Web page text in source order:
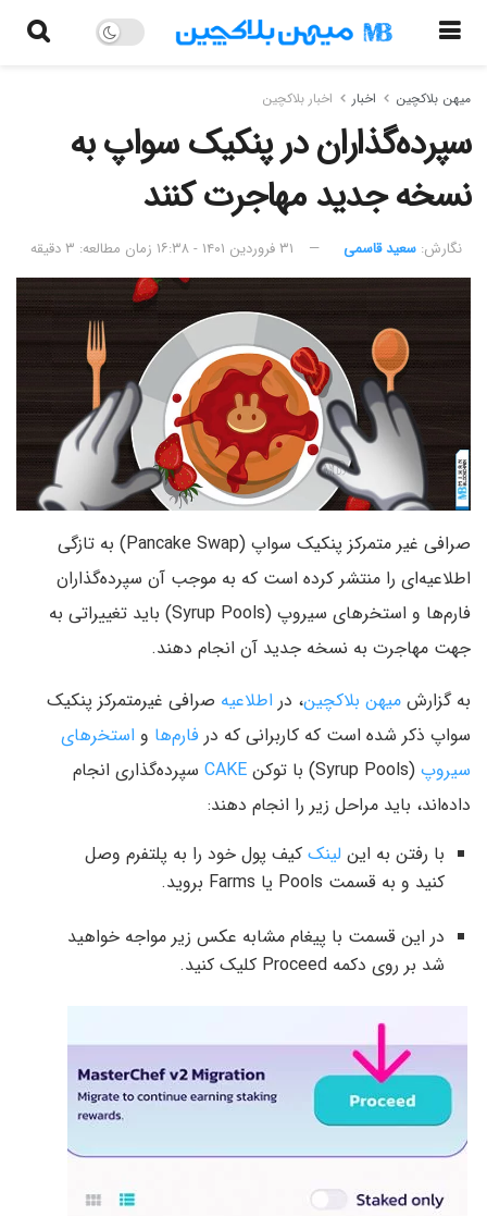
میهن بلاکچین اخبار اخبار بلاکچین
سپرده‌گذاران در پنکیک‌ سواپ به
نسخه جدید مهاجرت کنند
نگارش:‌ سعید قاسمی ۳۱ فروردین ۱۴۰۱ - ۱۶:۳۸ زمان مطالعه: ۳ دقیقه
صرافی غیر متمرکز پنکیک سواپ (Pancake Swap) به تازگی
اطلاعیه‌ای را منتشر کرده است که به موجب آن سپرده‌گذاران
فارم‌ها و استخرهای سیروپ (Syrup Pools) باید تغییراتی به
جهت مهاجرت به نسخه جدید آن انجام دهند.
به گزارش میهن بلاکچین، در اطلاعیه صرافی غیرمتمرکز پنکیک
سواپ ذکر شده است که کاربرانی که در فارم‌ها و استخرهای
سیروپ (Syrup Pools) با توکن CAKE سپرده‌گذاری انجام
داده‌اند، باید مراحل زیر را انجام دهند:
با رفتن به این لینک کیف پول خود را به پلتفرم وصل
کنید و به قسمت Pools یا Farms بروید.
در این قسمت با پیغام مشابه عکس زیر مواجه خواهید
شد بر روی دکمه Proceed کلیک کنید.